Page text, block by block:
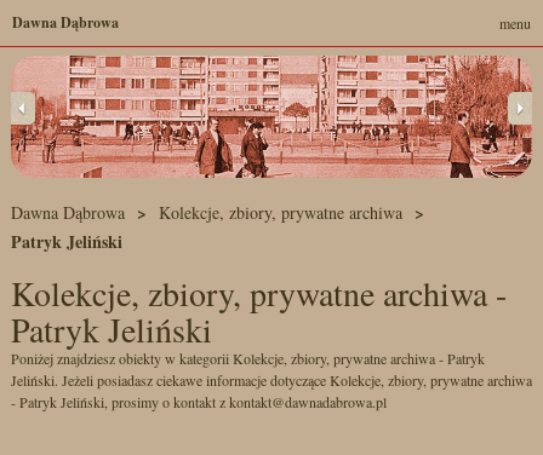
Dawna Dąbrowa Kolekcje, zbiory, prywatne archiwa
Patryk Jeliński
Kolekcje, zbiory, prywatne archiwa -
Patryk Jeliński
Poniżej znajdziesz obiekty w kategorii Kolekcje, zbiory, prywatne archiwa - Patryk
Jeliński. Jeżeli posiadasz ciekawe informacje dotyczące Kolekcje, zbiory, prywatne archiwa
- Patryk Jeliński, prosimy o kontakt z kontakt@dawnadabrowa.pl
Dawna Dąbrowa menu